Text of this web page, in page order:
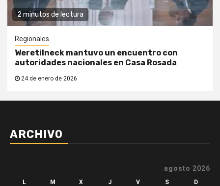
2 minutos de lectura
Regionales
Weretilneck mantuvo un encuentro con
autoridades nacionales en Casa Rosada
24 de enero de 2026
ARCHIVO
agosto 2026
L M X J V S D